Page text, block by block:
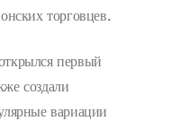
торговцев.
первый
создали
вариации